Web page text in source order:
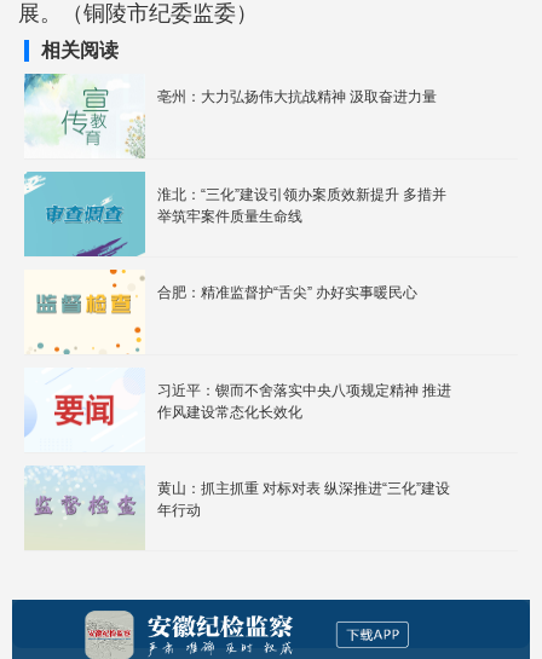
展。（铜陵市纪委监委）
相关阅读
亳州：大力弘扬伟大抗战精神 汲取奋进力量
淮北：“三化”建设引领办案质效新提升 多措并
举筑牢案件质量生命线
合肥：精准监督护“舌尖” 办好实事暖民心
习近平：锲而不舍落实中央八项规定精神 推进
作风建设常态化长效化
黄山：抓主抓重 对标对表 纵深推进“三化”建设
年行动